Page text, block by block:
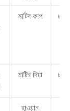
মাটির কাপ ৮
মাটির দিয়া ৮
হাওয়ান